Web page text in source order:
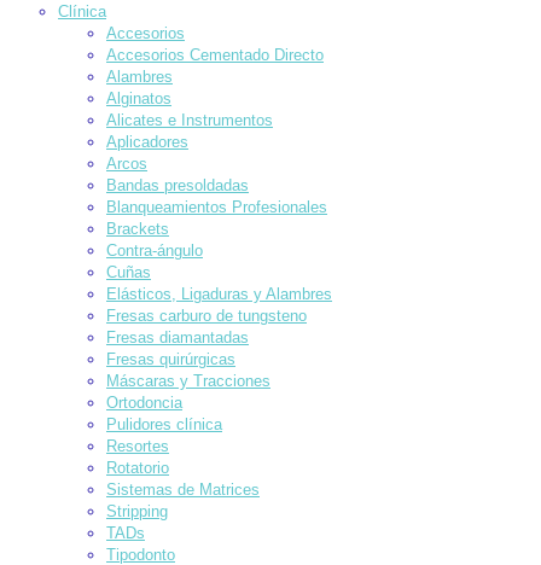
Clínica
Accesorios
Accesorios Cementado Directo
Alambres
Alginatos
Alicates e Instrumentos
Aplicadores
Arcos
Bandas presoldadas
Blanqueamientos Profesionales
Brackets
Contra-ángulo
Cuñas
Elásticos, Ligaduras y Alambres
Fresas carburo de tungsteno
Fresas diamantadas
Fresas quirúrgicas
Máscaras y Tracciones
Ortodoncia
Pulidores clínica
Resortes
Rotatorio
Sistemas de Matrices
Stripping
TADs
Tipodonto